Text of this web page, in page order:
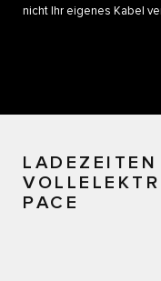
nicht Ihr eigenes Kabel
PACE